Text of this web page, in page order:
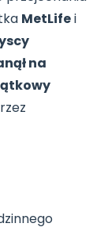
MetLifei
na